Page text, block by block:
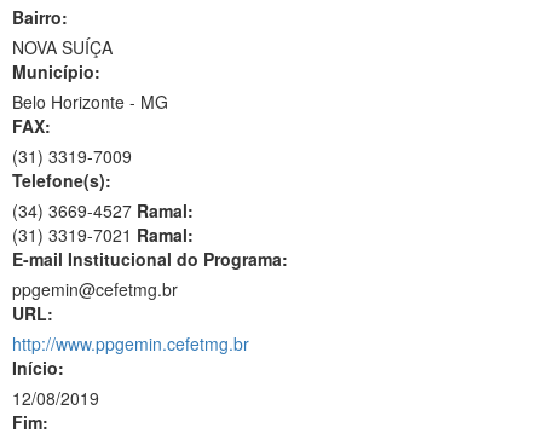
Bairro:
NOVA SUÍÇA
Município:
Belo Horizonte - MG
FAX:
(31) 3319-7009
Telefone(s):
(34) 3669-4527 Ramal:
(31) 3319-7021 Ramal:
E-mail Institucional do Programa:
ppgemin@cefetmg.br
URL:
http://www.ppgemin.cefetmg.br
Início:
12/08/2019
Fim: